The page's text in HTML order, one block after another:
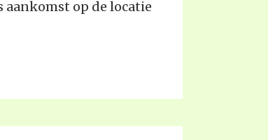
op de locatie